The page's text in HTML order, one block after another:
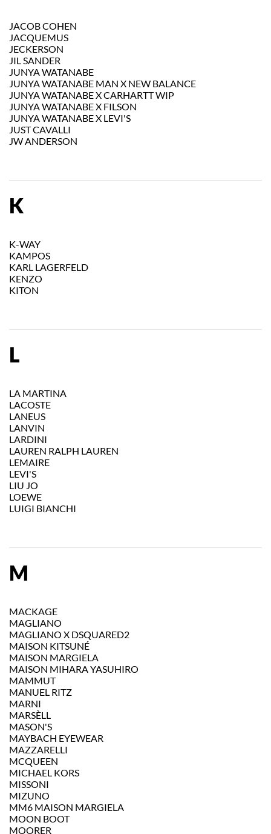
JACOB COHEN
JACQUEMUS
JECKERSON
JIL SANDER
JUNYA WATANABE
JUNYA WATANABE MAN X NEW BALANCE
JUNYA WATANABE X CARHARTT WIP
JUNYA WATANABE X FILSON
JUNYA WATANABE X LEVI'S
JUST CAVALLI
JW ANDERSON
K
K-WAY
KAMPOS
KARL LAGERFELD
KENZO
KITON
L
LA MARTINA
LACOSTE
LANEUS
LANVIN
LARDINI
LAUREN RALPH LAUREN
LEMAIRE
LEVI'S
LIU JO
LOEWE
LUIGI BIANCHI
M
MACKAGE
MAGLIANO
MAGLIANO X DSQUARED2
MAISON KITSUNÉ
MAISON MARGIELA
MAISON MIHARA YASUHIRO
MAMMUT
MANUEL RITZ
MARNI
MARSÈLL
MASON'S
MAYBACH EYEWEAR
MAZZARELLI
MCQUEEN
MICHAEL KORS
MISSONI
MIZUNO
MM6 MAISON MARGIELA
MOON BOOT
MOORER